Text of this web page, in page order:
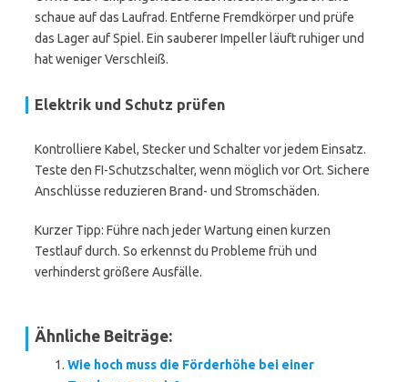
schaue auf das Laufrad. Entferne Fremdkörper und prüfe
das Lager auf Spiel. Ein sauberer Impeller läuft ruhiger und
hat weniger Verschleiß.
Elektrik und Schutz prüfen
Kontrolliere Kabel, Stecker und Schalter vor jedem Einsatz.
Teste den FI-Schutzschalter, wenn möglich vor Ort. Sichere
Anschlüsse reduzieren Brand- und Stromschäden.
Kurzer Tipp: Führe nach jeder Wartung einen kurzen
Testlauf durch. So erkennst du Probleme früh und
verhinderst größere Ausfälle.
Ähnliche Beiträge:
Wie hoch muss die Förderhöhe bei einer